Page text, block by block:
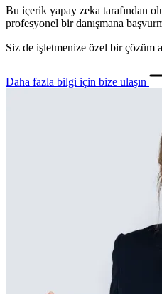
Bu içerik yapay zeka tarafından
profesyonel bir danışmana
Siz de işletmenize özel bir çözüm
Daha fazla bilgi için bize ulaşın